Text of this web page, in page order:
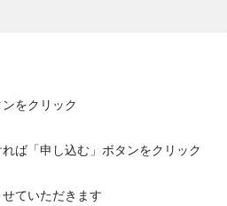
をクリック
ば「申し込む」ボタンをクリック
ていただきます